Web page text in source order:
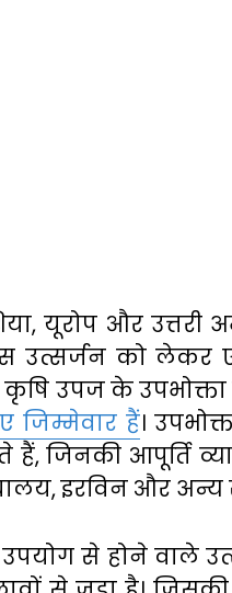
यूरोप और
उत्सर्जन को लेकर
उपज के
जिम्मेवार हैं।
हैं, जिनकी आपूर्ति
इरविन और
से होने वाले